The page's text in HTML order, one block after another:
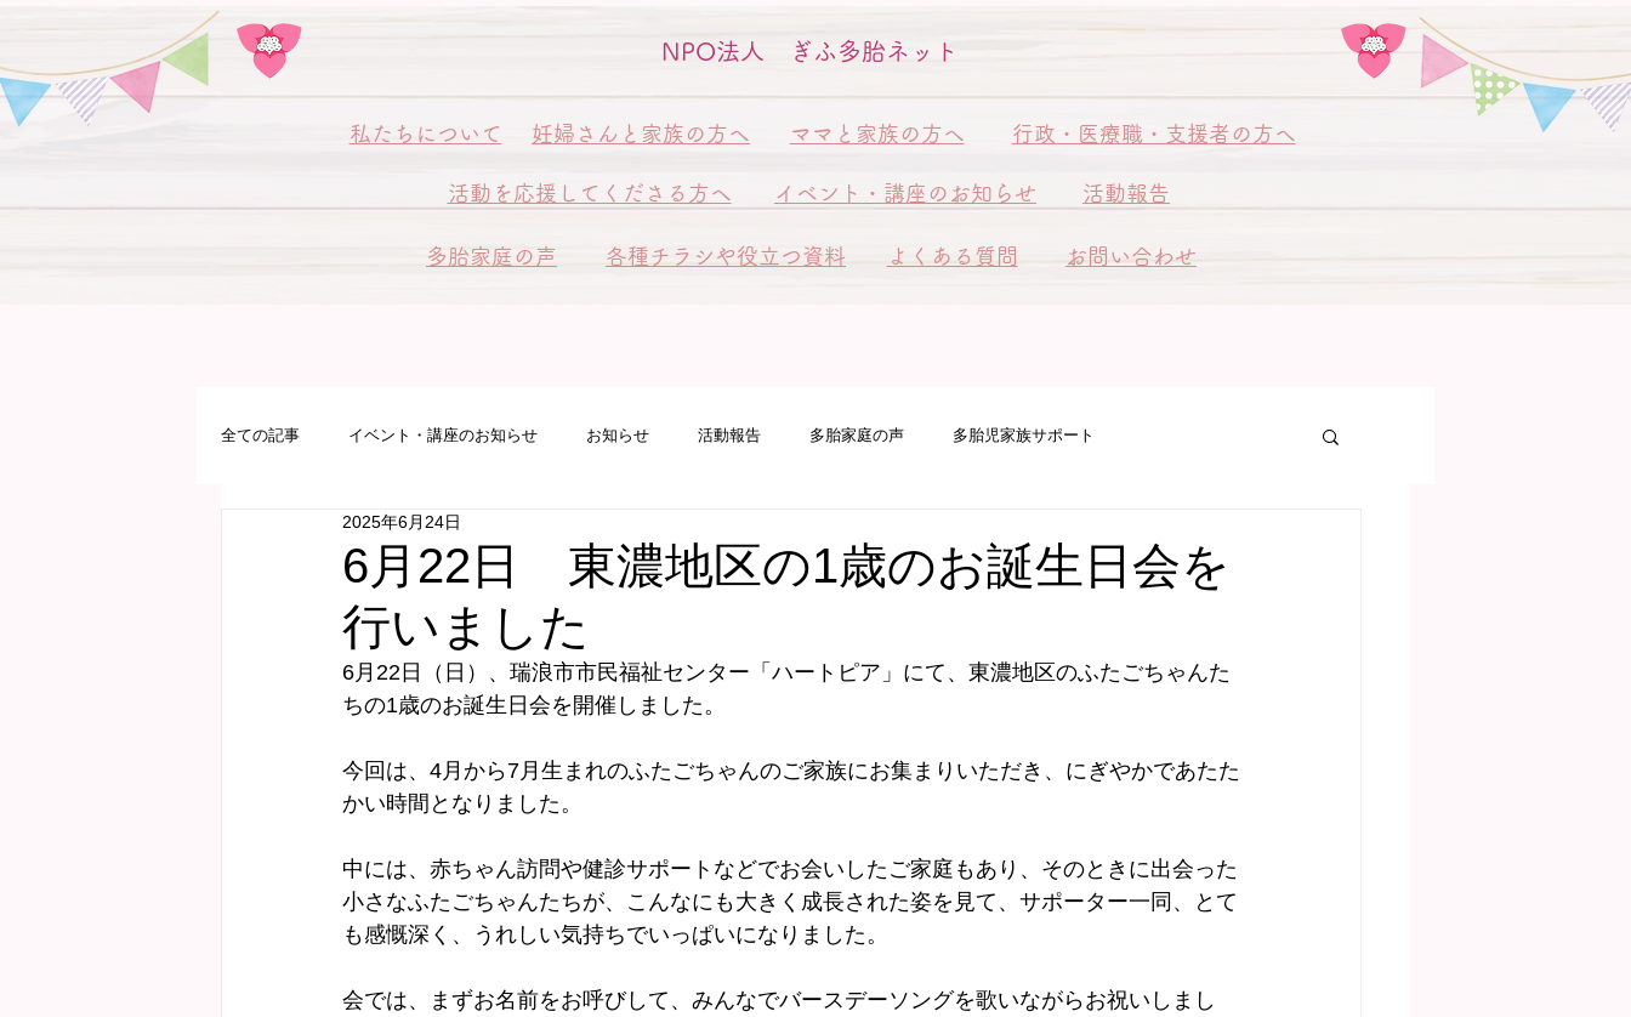
NPO法人 ぎふ多胎ネット
私 たちについて 妊婦さんと家族の方へ ママと家族の方へ 行政・医療職・支援者の方へ
活動を応援してくださる方へ イベント・講座のお知らせ 活動報告
多胎家庭の声 各種チラシや役立つ資料 よくある質問 お問い合わせ
全ての記事 イベント・講座のお知らせ お知らせ 活動報告 多胎家庭の声 多胎児家族サポート
多胎プレママパパ教室
健診サポート にこにこ子育て教室
6月22日 東濃地区の1歳のお誕生日会を
行いました
2025年6月24日
6月22日（日）、瑞浪市市民福祉センター「ハートピア」にて、東濃地区のふたごちゃんた
ちの1歳のお誕生日会を開催しました。
今回は、4月から7月生まれのふたごちゃんのご家族にお集まりいただき、にぎやかであたた
かい時間となりました。
中には、赤ちゃん訪問や健診サポートなどでお会いしたご家庭もあり、そのときに出会った
小さなふたごちゃんたちが、こんなにも大きく成長された姿を見て、サポーター一同、とて
も感慨深く、うれしい気持ちでいっぱいになりました。
会では、まずお名前をお呼びして、みんなでバースデーソングを歌いながらお祝いしまし